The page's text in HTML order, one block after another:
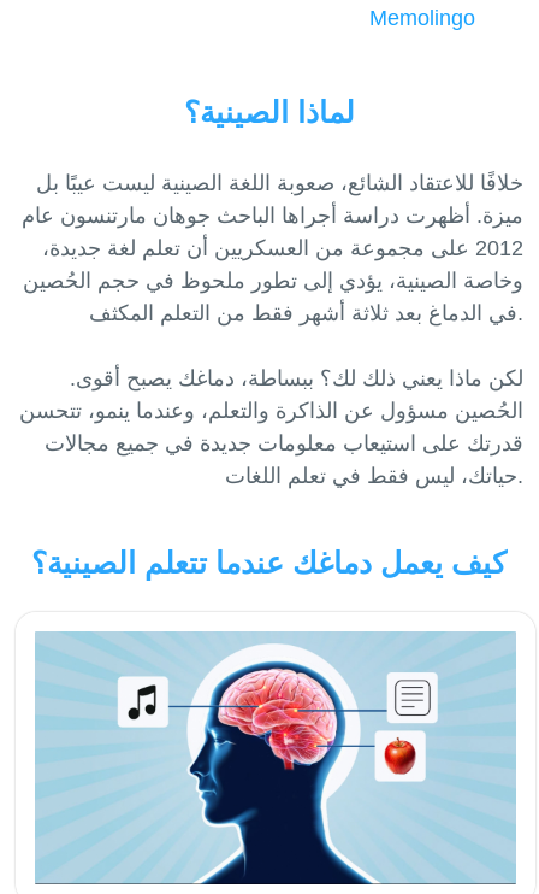
Memolingo
لماذا الصينية؟
خلافًا للاعتقاد الشائع، صعوبة اللغة الصينية ليست عيبًا بل
ميزة. أظهرت دراسة أجراها الباحث جوهان مارتنسون عام
2012 على مجموعة من العسكريين أن تعلم لغة جديدة،
وخاصة الصينية، يؤدي إلى تطور ملحوظ في حجم الحُصين
في الدماغ بعد ثلاثة أشهر فقط من التعلم المكثف.
لكن ماذا يعني ذلك لك؟ ببساطة، دماغك يصبح أقوى.
الحُصين مسؤول عن الذاكرة والتعلم، وعندما ينمو، تتحسن
قدرتك على استيعاب معلومات جديدة في جميع مجالات
كيف يعمل دماغك عندما تتعلم الصينية؟